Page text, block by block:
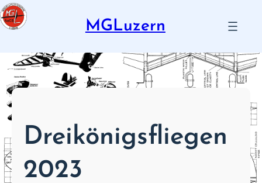
Zum
Inhalt
springen
MGLuzern
Dreikönigsfliegen
2023